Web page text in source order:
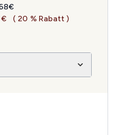
Preisempfehlung:
Preis:
€
( 20 % Rabatt )